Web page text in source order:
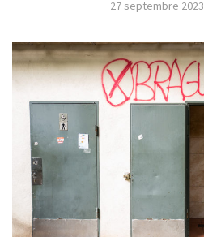
27 septembre 2023